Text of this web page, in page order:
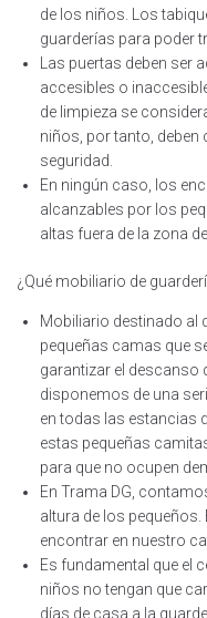
de los niños. Los
guarderías para poder
Las puertas deben ser
accesibles o
de limpieza se
niños, por tanto,
seguridad.
En ningún caso, los
alcanzables por los
altas fuera de la zona
¿Qué mobiliario de
Mobiliario destinado al
pequeñas camas que
garantizar el descanso
disponemos de una
en todas las estancias
estas pequeñas
para que no ocupen
En Trama DG,
altura de los
encontrar en nuestro
Es fundamental que el
niños no tengan que
días de casa a la